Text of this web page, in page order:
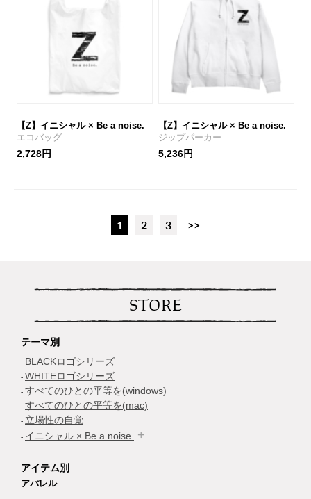
【Z】イニシャル × Be a noise.
エコバッグ
2,728円
【Z】イニシャル × Be a noise.
ジップパーカー
5,236円
1 2 3 >>
STORE
テーマ別
BLACKロゴシリーズ
WHITEロゴシリーズ
すべてのひとの平等を(windows)
すべてのひとの平等を(mac)
立場性の自覚
イニシャル × Be a noise.
アイテム別
アパレル